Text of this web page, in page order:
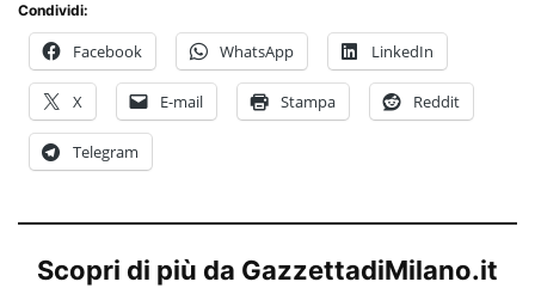
Condividi:
Facebook WhatsApp LinkedIn
X E-mail Stampa Reddit
Telegram
Scopri di più da GazzettadiMilano.it